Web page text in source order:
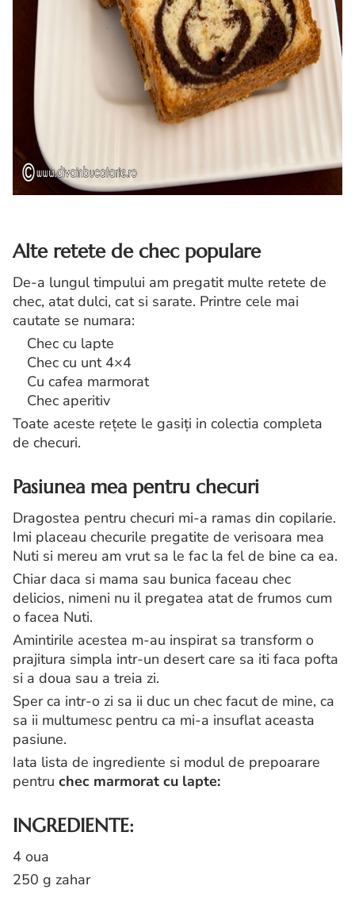
Alte retete de chec populare
De-a lungul timpului am pregatit multe retete de
chec, atat dulci, cat si sarate. Printre cele mai
cautate se numara:
Chec cu lapte
Chec cu unt 4×4
Cu cafea marmorat
Chec aperitiv
Toate aceste rețete le gasiți in colectia completa
de checuri.
Pasiunea mea pentru checuri
Dragostea pentru checuri mi-a ramas din copilarie.
Imi placeau checurile pregatite de verisoara mea
Nuti si mereu am vrut sa le fac la fel de bine ca ea.
Chiar daca si mama sau bunica faceau chec
delicios, nimeni nu il pregatea atat de frumos cum
o facea Nuti.
Amintirile acestea m-au inspirat sa transform o
prajitura simpla intr-un desert care sa iti faca pofta
si a doua sau a treia zi.
Sper ca intr-o zi sa ii duc un chec facut de mine, ca
sa ii multumesc pentru ca mi-a insuflat aceasta
pasiune.
Iata lista de ingrediente si modul de prepoarare
pentru chec marmorat cu lapte:
INGREDIENTE:
4 oua
250 g zahar